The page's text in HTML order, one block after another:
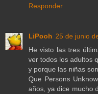
Responder
LiPooh 25 de junio
He visto las tres
ver todos los adultos
y porque las niñas
Que Persons
años, ya dice mucho